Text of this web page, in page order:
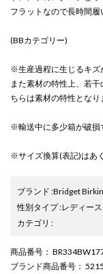
フラットなので長時間履
(BBカテゴリー)
※生産過程に生じるキズ
また素材の特性上、若
ちらは素材の特性となり
※輸送中に多少箱が破損
※サイズ換算(表記)はあ
ブランド :Bridget Birkin
性別タイプ:レディース
カテゴリ :
商品番号 ：
ブランド商品番号 ：